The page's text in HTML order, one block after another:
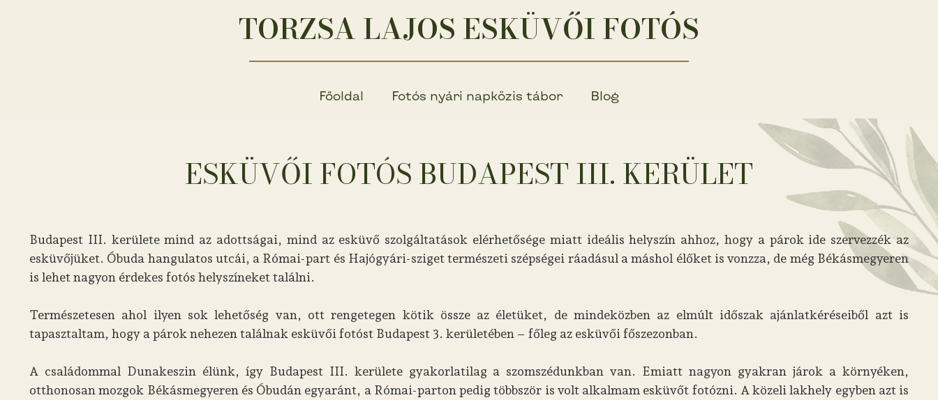
TORZSA LAJOS ESKÜVŐI FOTÓS
Főoldal Fotós nyári napközis tábor Blog
ESKÜVŐI FOTÓS BUDAPEST III. KERÜLET
Budapest III. kerülete mind az adottságai, mind az esküvő szolgáltatások elérhetősége miatt ideális helyszín ahhoz, hogy a párok ide szervezzék az
esküvőjüket. Óbuda hangulatos utcái, a Római-part és Hajógyári-sziget természeti szépségei ráadásul a máshol élőket is vonzza, de még Békásmegyeren
is lehet nagyon érdekes fotós helyszíneket találni.
Természetesen ahol ilyen sok lehetőség van, ott rengetegen kötik össze az életüket, de mindeközben az elmúlt időszak ajánlatkéréseiből azt is
tapasztaltam, hogy a párok nehezen találnak esküvői fotóst Budapest 3. kerületében – főleg az esküvői főszezonban.
A családommal Dunakeszin élünk, így Budapest III. kerülete gyakorlatilag a szomszédunkban van. Emiatt nagyon gyakran járok a környéken,
otthonosan mozgok Békásmegyeren és Óbudán egyaránt, a Római-parton pedig többször is volt alkalmam esküvőt fotózni. A közeli lakhely egyben azt is